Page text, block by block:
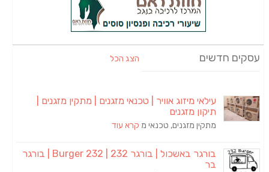
עסקים חדשים הצג הכל
עילאי מיזוג אוויר | טכנאי מזגנים | מתקין מזגנים |
תיקון מזגנים
מתקין מזגנים, טכנאי מ קרא עוד
בורגר באשכול | בורגר 232 | Burger 232 | בורגר
בר